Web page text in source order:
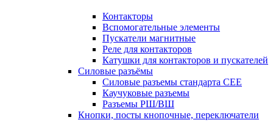
Контакторы
Вспомогательные элементы
Пускатели магнитные
Реле для контакторов
Катушки для контакторов и пускателей
Силовые разъёмы
Силовые разъемы стандарта СЕЕ
Каучуковые разъемы
Разъемы РШ/ВШ
Кнопки, посты кнопочные, переключатели